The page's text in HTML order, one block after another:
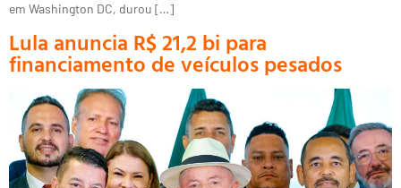
em Washington DC, durou […]
Lula anuncia R$ 21,2 bi para
financiamento de veículos pesados